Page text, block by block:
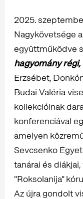
2025.
Nagykövetsége
együttműködve
hagyomány régi,
Erzsébet,
Budai Valéria
kollekcióinak
konferenciával
amelyen
Sevcsenko
tanárai és
"Roksolanija"
Az újra gondolt